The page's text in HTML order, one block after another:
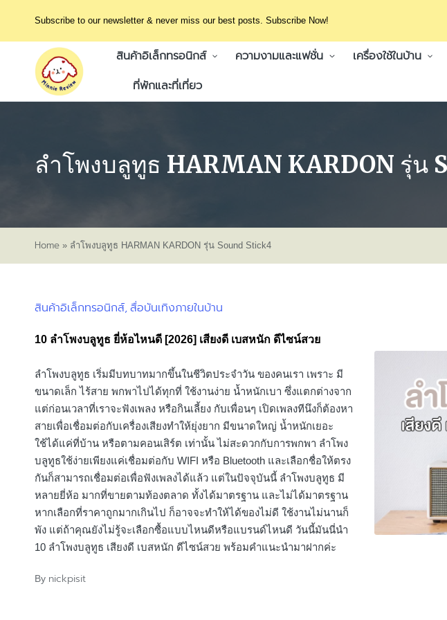
Subscribe to our newsletter & never miss our best posts. Subscribe Now!
สินค้าอิเล็กทรอนิกส์ ความงามและแฟชั่น เครื่องใช้ในบ้าน
ที่พักและที่เที่ยว
ลำโพงบลูทูธ HARMAN KARDON รุ่น
Home » ลำโพงบลูทูธ HARMAN KARDON รุ่น Sound Stick4
Posted
สินค้าอิเล็กทรอนิกส์ สื่อบันเทิงภายในบ้าน
10 ลําโพงบลูทูธ ยี่ห้อไหนดี [2026] เสียงดี เบสหนัก ดีไซน์สวย
ลำโพงบลูทูธ เริ่มมีบทบาทมากขึ้นในชีวิตประจำวัน ของคนเรา เพราะ มี
ขนาดเล็ก ไร้สาย พกพาไปได้ทุกที่ ใช้งานง่าย น้ำหนักเบา ซึ่งแตกต่างจาก
แต่ก่อนเวลาที่เราจะฟังเพลง หรือกินเลี้ยง กับเพื่อนๆ เปิดเพลงทีนึงก็ต้องหา
สายเพื่อเชื่อมต่อกับเครื่องเสียงทำให้ยุ่งยาก มีขนาดใหญ่ น้ำหนักเยอะ
ใช้ได้แค่ที่บ้าน หรือตามคอนเสิร์ต เท่านั้น ไม่สะดวกกับการพกพา ลำโพง
บลูทูธใช้ง่ายเพียงแค่เชื่อมต่อกับ WIFI หรือ Bluetooth และเลือกชื่อให้ตรง
กันก็สามารถเชื่อมต่อเพื่อฟังเพลงได้แล้ว แต่ในปัจจุบันนี้ ลำโพงบลูทูธ มี
หลายยี่ห้อ มากที่ขายตามท้องตลาด ทั้งได้มาตรฐาน และไม่ได้มาตรฐาน
หากเลือกที่ราคาถูกมากเกินไป ก็อาจจะทำให้ได้ของไม่ดี ใช้งานไม่นานก็
พัง แต่ถ้าคุณยังไม่รู้จะเลือกซื้อแบบไหนดีหรือแบรนด์ไหนดี วันนี้มันนี่นำ
10 ลำโพงบลูทูธ เสียงดี เบสหนัก ดีไซน์สวย พร้อมคำแนะนำมาฝากค่ะ
Posted
By nickpisit